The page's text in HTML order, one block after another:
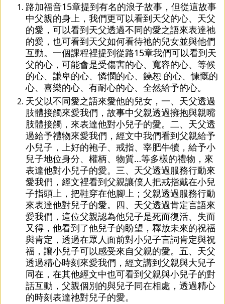
路加福音15章提到有名的浪子故事，但從這故事
中父親的身上，我們更可以看到天父的心、天父
的愛，可以看到天父透過不同的愛之語來表達祂
的愛，也可看到天父如何看待祂的兒女並與他們
互動。一個課程裡提到從路15章我們可以看到天
父的心，可能會是受傷害的心、寬容的心、等候
的心、謙卑的心、憐憫的心、饒恕 的心、慷慨的
心、喜樂的心、有耐心的心、全然給予的心。
天父以不同愛之語來愛他的兒女，一、天父透過
肢體接觸來愛我們，故事中父親透過擁抱與親嘴
肢體接觸，來表達他對小兒子的愛。二、天父透
過給予禮物來愛我們，經文中我們看到父親給予
小兒子，上好的袍子、戒指、宰肥牛犢，給予小
兒子地位身分、權柄、物質…等多樣的禮物，來
表達他對小兒子的愛。三、天父透過服務行動來
愛我們，經文裡看到父親讓僕人把戒指戴在小兒
子指頭上，把鞋穿在他腳上；父親透過服務行動
來表達他對兒子的愛。四、天父透過肯定言語來
愛我們，這位父親認為他兒子是死而復活、失而
又得，他看到了他兒子的盼望，釋放未來的祝福
與肯定，透過在眾人面前對小兒子言詞肯定與祝
福，讓小兒子可以感受來自父親的愛。五、天父
透過精心時刻來愛我們，經文講到父親與大兒子
同在，在其他經文中也可看到父親與小兒子的對
話互動，父親個別的與兒子同在相處，透過精心
的時刻表達祂對兒子的愛。